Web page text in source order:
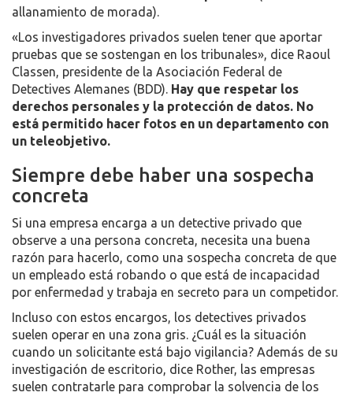
allanamiento de morada).
«Los investigadores privados suelen tener que aportar
pruebas que se sostengan en los tribunales», dice Raoul
Classen, presidente de la Asociación Federal de
Detectives Alemanes (BDD). Hay que respetar los
derechos personales y la protección de datos. No
está permitido hacer fotos en un departamento con
un teleobjetivo.
Siempre debe haber una sospecha
concreta
Si una empresa encarga a un detective privado que
observe a una persona concreta, necesita una buena
razón para hacerlo, como una sospecha concreta de que
un empleado está robando o que está de incapacidad
por enfermedad y trabaja en secreto para un competidor.
Incluso con estos encargos, los detectives privados
suelen operar en una zona gris. ¿Cuál es la situación
cuando un solicitante está bajo vigilancia? Además de su
investigación de escritorio, dice Rother, las empresas
suelen contratarle para comprobar la solvencia de los